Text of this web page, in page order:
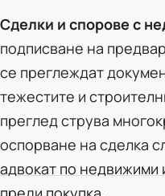
Сделки и спорове с
подписване на
се преглеждат
тежестите и
преглед струва
оспорване на сделка
адвокат по недвижими